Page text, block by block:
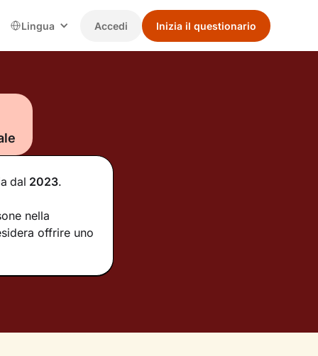
Lingua Accedi Inizia il questionario
dal 2023.
nella
offrire uno